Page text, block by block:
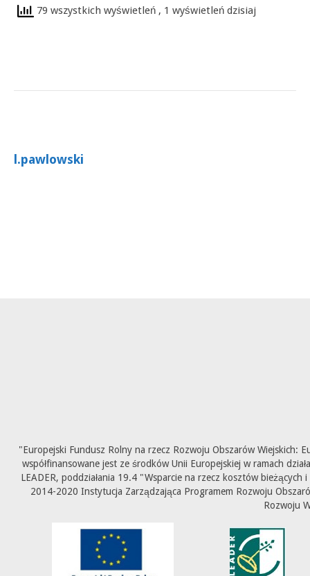
79 wszystkich wyświetleń , 1 wyświetleń dzisiaj
l.pawlowski
"Europejski Fundusz Rolny na rzecz Rozwoju Obszarów Wiejskich:
współfinansowane jest ze środków Unii Europejskiej w ramach
LEADER, poddziałania 19.4 "Wsparcie na rzecz kosztów
2014-2020 Instytucja Zarządzająca Programem Rozwoju
Rozwoju